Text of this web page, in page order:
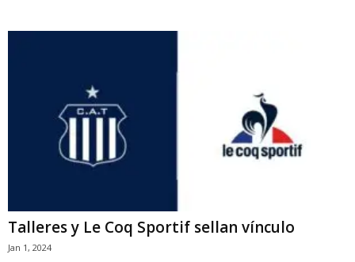
Talleres y Le Coq Sportif sellan vínculo
Jan 1, 2024